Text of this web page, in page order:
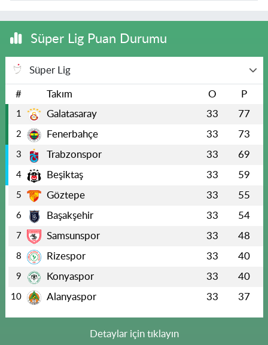
Süper Lig Puan Durumu
Süper Lig
# Takım O P
1 Galatasaray 33 77
2 Fenerbahçe 33 73
3 Trabzonspor 33 69
4 Beşiktaş 33 59
5 Göztepe 33 55
6 Başakşehir 33 54
7 Samsunspor 33 48
8 Rizespor 33 40
9 Konyaspor 33 40
10 Alanyaspor 33 37
Detaylar için tıklayın